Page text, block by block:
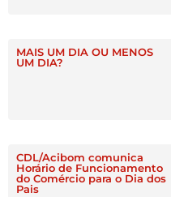
MAIS UM DIA OU MENOS
UM DIA?
CDL/Acibom comunica
Horário de Funcionamento
do Comércio para o Dia dos
Pais